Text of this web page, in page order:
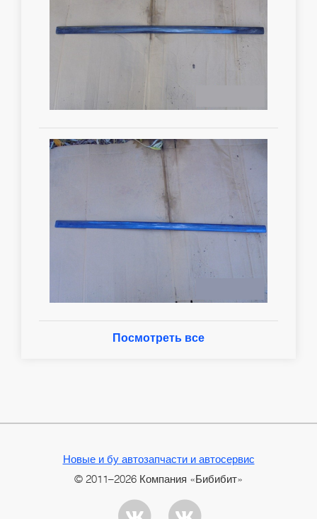
Посмотреть все
Новые и бу автозапчасти и автосервис
© 2011–2026 Компания «Бибибит»